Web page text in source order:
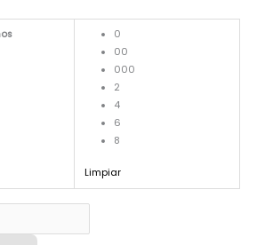
0
00
000
2
4
6
8
Limpiar